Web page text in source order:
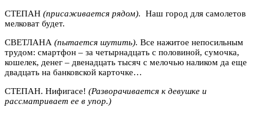
СТЕПАН (присаживается рядом). Наш город для самолетов
мелковат будет.
СВЕТЛАНА (пытается шутить). Все нажитое непосильным
трудом: смартфон – за четырнадцать с половиной, сумочка,
кошелек, денег – двенадцать тысяч с мелочью наликом да еще
двадцать на банковской карточке…
СТЕПАН. Нифигасе! (Разворачивается к девушке и
рассматривает ее в упор.)